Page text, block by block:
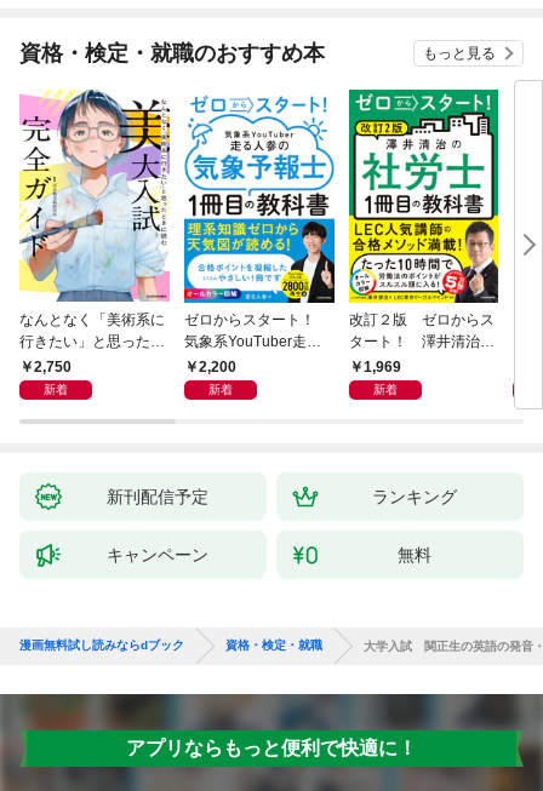
資格・検定・就職のおすすめ本 もっと見る
なんとなく「美術系に
行きたい」と思ったと
きに読む 美大入試完
全ガイド
2,750
新着
ゼロからスタート！
気象系YouTuber走る
人参の気象予報士１冊
目の教科書
2,200
新着
改訂２版 ゼロからス
タート！ 澤井清治の
社労士１冊目の教科書
1,969
新着
新刊配信予定 ランキング
キャンペーン 無料
漫画無料試し読みならdブック 資格・検定・就職 大学入試 関正生の英語の発音
アプリならもっと便利で快適に！